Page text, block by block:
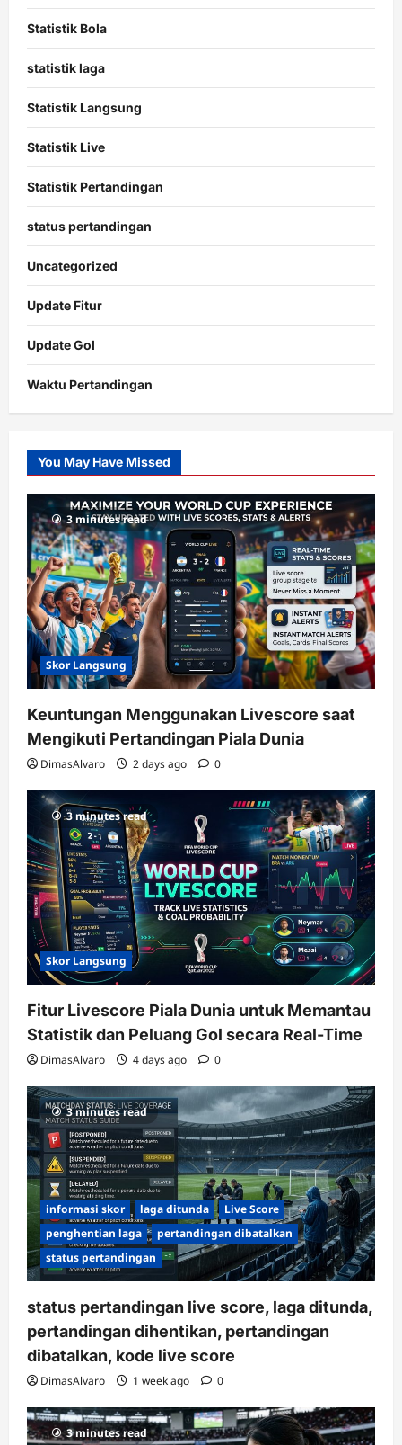
Statistik Bola
statistik laga
Statistik Langsung
Statistik Live
Statistik Pertandingan
status pertandingan
Uncategorized
Update Fitur
Update Gol
Waktu Pertandingan
Slot
Gacor
RTP
terupdate
You May Have Missed
3 minutes read
Skor Langsung
Keuntungan Menggunakan Livescore saat
Mengikuti Pertandingan Piala Dunia
DimasAlvaro 2 days ago 0
3 minutes read
Skor Langsung
Fitur Livescore Piala Dunia untuk Memantau
Statistik dan Peluang Gol secara Real-Time
DimasAlvaro 4 days ago 0
3 minutes read
informasi skor laga ditunda
Live Score
penghentian laga
pertandingan dibatalkan
status pertandingan
status pertandingan live score, laga ditunda,
pertandingan dihentikan, pertandingan
dibatalkan, kode live score
DimasAlvaro 1 week ago 0
3 minutes read